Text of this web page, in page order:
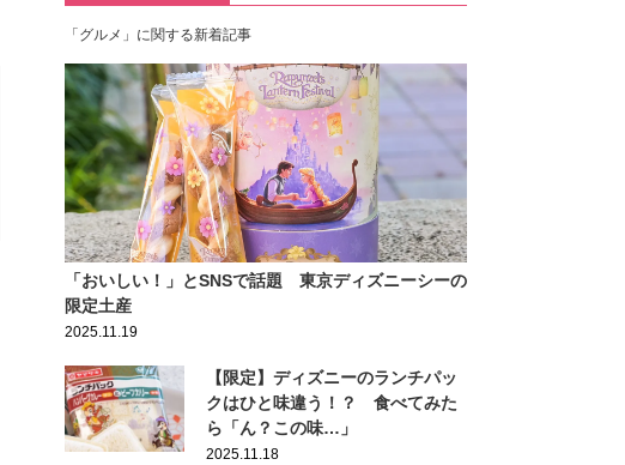
「グルメ」に関する新着記事
「おいしい！」とSNSで話題 東京ディズニーシーの
限定土産
2025.11.19
【限定】ディズニーのランチパッ
クはひと味違う！？ 食べてみた
ら「ん？この味…」
2025.11.18